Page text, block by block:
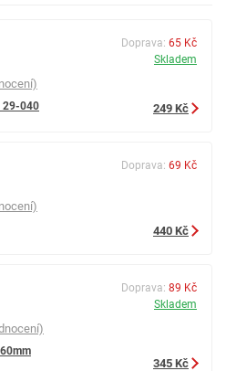
29-040
Doprava: 65 Kč
Skladem
249 Kč
Doprava: 69 Kč
440 Kč
Doprava: 89 Kč
Skladem
345 Kč